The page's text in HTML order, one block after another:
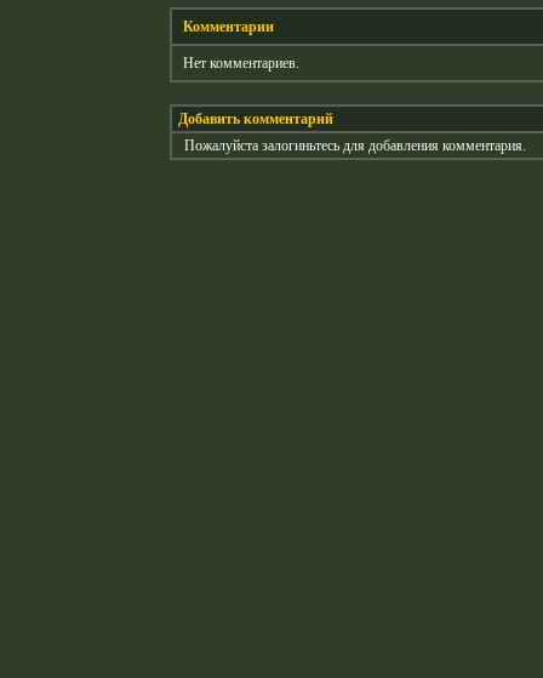
Комментарии
Нет комментариев.
Добавить комментарий
Пожалуйста залогиньтесь для добавления комментария.